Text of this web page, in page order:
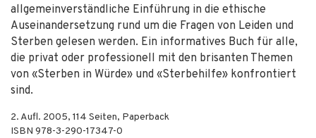
allgemeinverständliche Einführung in die ethische
Auseinandersetzung rund um die Fragen von Leiden und
Sterben gelesen werden. Ein informatives Buch für alle,
die privat oder professionell mit den brisanten Themen
von «Sterben in Würde» und «Sterbehilfe» konfrontiert
sind.
2. Aufl. 2005, 114 Seiten, Paperback
ISBN 978-3-290-17347-0